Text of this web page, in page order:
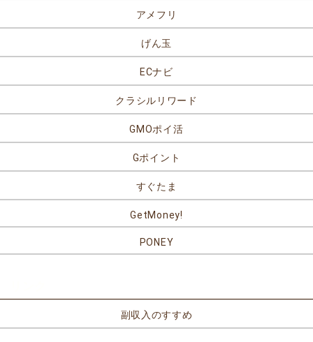
アメフリ
げん玉
ECナビ
クラシルリワード
GMOポイ活
Gポイント
すぐたま
GetMoney!
PONEY
副収入のすすめ